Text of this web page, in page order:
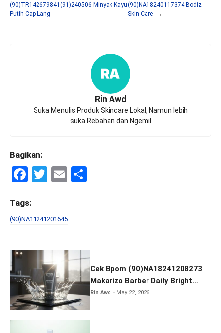
(90)TR142679841(91)240506 Minyak Kayu
Putih Cap Lang
(90)NA18240117374 Bodiz
Skin Care
→
Rin Awd
Suka Menulis Produk Skincare Lokal, Namun lebih
suka Rebahan dan Ngemil
Bagikan:
F
ce
b
o
k
T
er
E
Tags:
(90)NA11241201645
Cek Bpom (90)NA18241208273
Makarizo Barber Daily Bright
Radiance Face Wash
Rin Awd May 22, 2026